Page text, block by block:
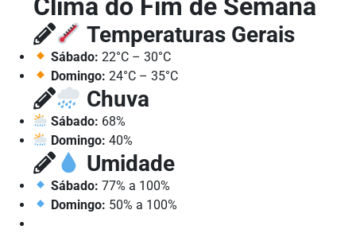
Clima do Fim de Semana
Temperaturas Gerais
Sábado: 22°C – 30°C
Domingo: 24°C – 35°C
Chuva
Sábado: 68%
Domingo: 40%
Umidade
Sábado: 77% a 100%
Domingo: 50% a 100%